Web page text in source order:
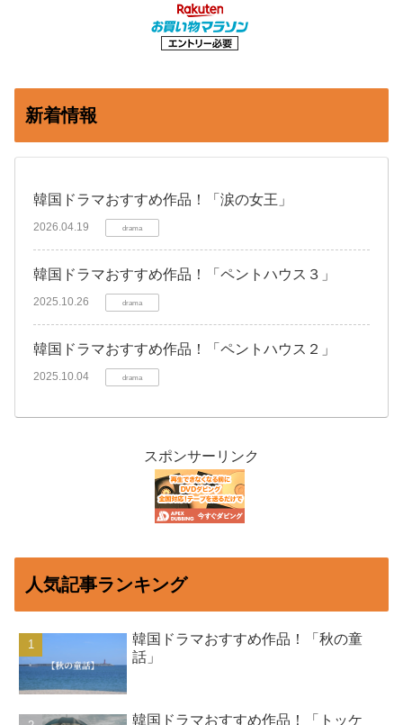
新着情報
韓国ドラマおすすめ作品！「涙の女王」
2026.04.19 drama
韓国ドラマおすすめ作品！「ペントハウス３」
2025.10.26 drama
韓国ドラマおすすめ作品！「ペントハウス２」
2025.10.04 drama
スポンサーリンク
人気記事ランキング
韓国ドラマおすすめ作品！「秋の童
話」
韓国ドラマおすすめ作品！「トッケ